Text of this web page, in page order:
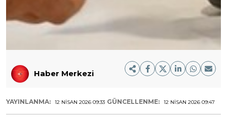
Haber Merkezi
YAYINLANMA: 12 NISAN 2026 09:33 GÜNCELLENME: 12 NISAN 2026 09:47